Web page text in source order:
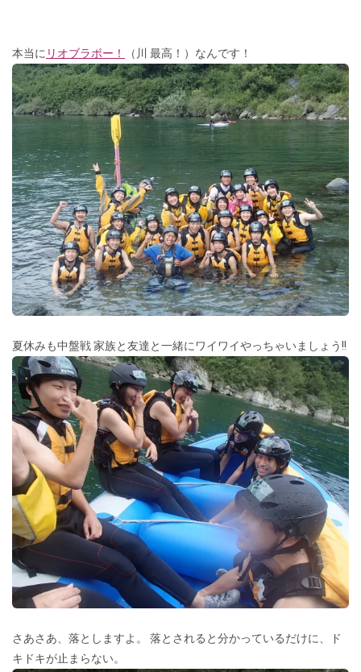
本当に リオブラボー！ （川 最高！）なんです！
夏休みも中盤戦 家族と友達と一緒にワイワイやっちゃいましょう!!
さあさあ、落としますよ。 落とされると分かっているだけに、ド
キドキが止まらない。